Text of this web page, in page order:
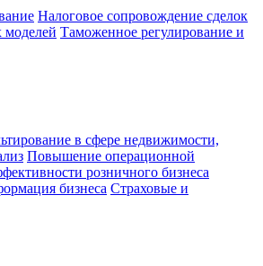
Налоговое сопровождение сделок
моделей Таможенное регулирование и
в сфере недвижимости,
Повышение операционной
розничного бизнеса
бизнеса Страховые и